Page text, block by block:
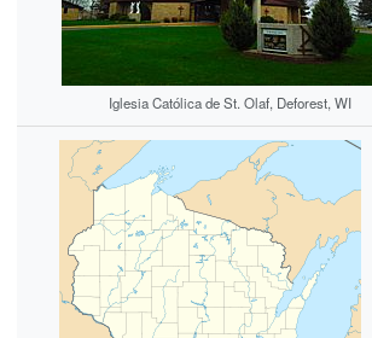
Iglesia Católica de St. Olaf, Deforest, WI